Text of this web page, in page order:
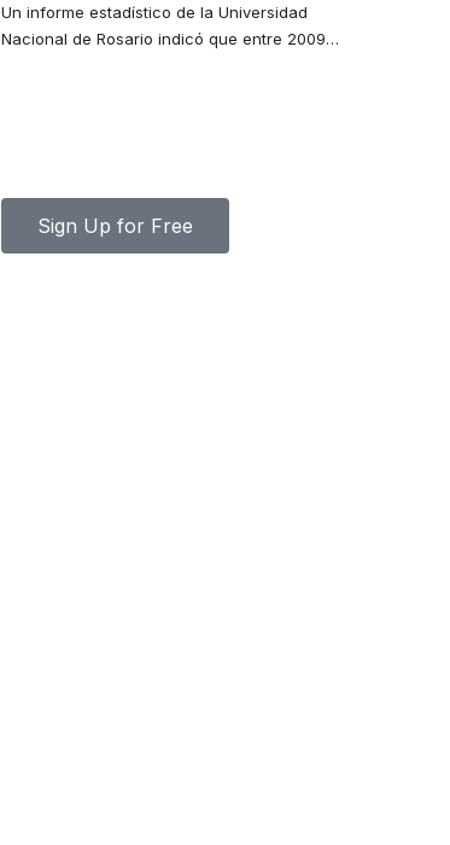
Un informe estadístico de la Universidad
Nacional de Rosario indicó que entre 2009…
Sign Up for Free